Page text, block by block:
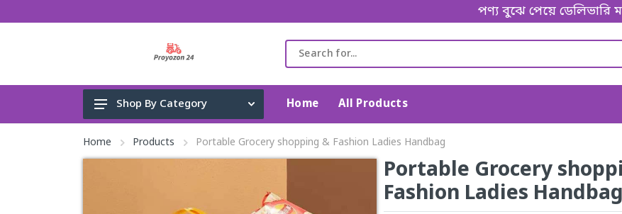
পণ্য বুঝে পেয়ে ডেলিভারি ম্যানকে
Gadget & Electronics
Cleaning Supplies
Shop By Category Home All Products
Home Products Portable Grocery shopping & Fashion Ladies Handbag
Portable Grocery
Fashion Ladies Handbag